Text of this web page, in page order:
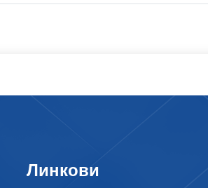
Линкови